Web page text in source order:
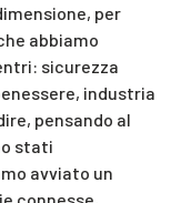
per
abbiamo
sicurezza
industria
pensando al
stati
avviato un
connesse,